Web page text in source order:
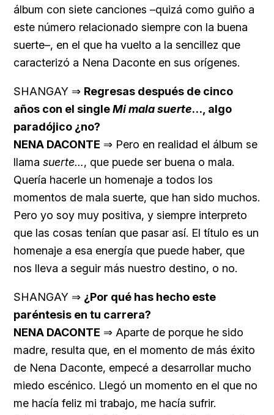
álbum con siete canciones –quizá como guiño a
este número relacionado siempre con la buena
suerte–, en el que ha vuelto a la sencillez que
caracterizó a Nena Daconte en sus orígenes.
SHANGAY ⇒ Regresas después de cinco
años con el singleMi mala suerte…, algo
paradójico ¿no?
NENA DACONTE ⇒ Pero en realidad el álbum se
llama suerte…, que puede ser buena o mala.
Quería hacerle un homenaje a todos los
momentos de mala suerte, que han sido muchos.
Pero yo soy muy positiva, y siempre interpreto
que las cosas tenían que pasar así. El título es un
homenaje a esa energía que puede haber, que
nos lleva a seguir más nuestro destino, o no.
SHANGAY ⇒ ¿Por qué has hecho este
paréntesis en tu carrera?
NENA DACONTE ⇒ Aparte de porque he sido
madre, resulta que, en el momento de más éxito
de Nena Daconte, empecé a desarrollar mucho
miedo escénico. Llegó un momento en el que no
me hacía feliz mi trabajo, me hacía sufrir.